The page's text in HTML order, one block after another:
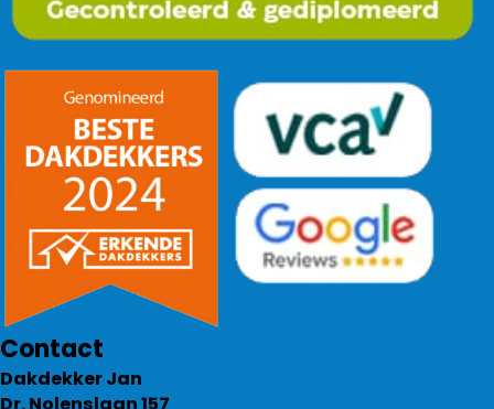
Contact
Dakdekker Jan